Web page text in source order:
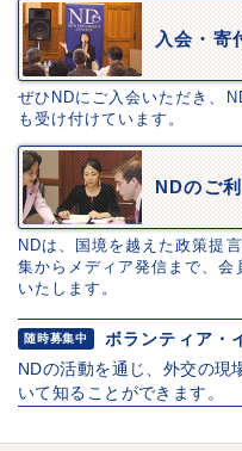
入会・寄
ぜひNDにご入会いただき、
も受け付けています。
NDのご
NDは、国境を越えた政策提
集からメディア発信まで、
いたします。
随時募集中
ボランティア・
NDの活動を通じ、外交の現
いて知ることができます。